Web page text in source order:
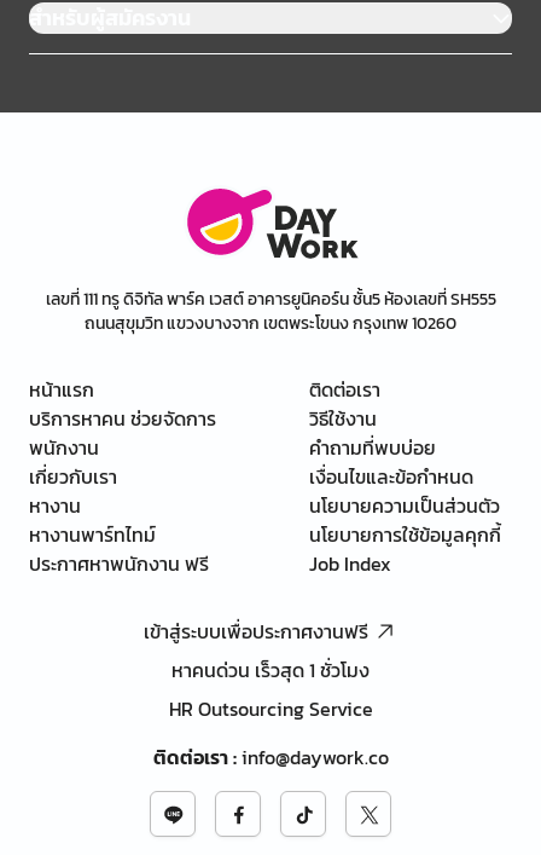
สำหรับผู้สมัครงาน
เลขที่ 111 ทรู ดิจิทัล พาร์ค เวสต์ อาคารยูนิคอร์น ชั้น5 ห้องเลขที่ SH555
ถนนสุขุมวิท แขวงบางจาก เขตพระโขนง กรุงเทพ 10260
หน้าแรก
บริการหาคน ช่วยจัดการ
พนักงาน
เกี่ยวกับเรา
หางาน
หางานพาร์ทไทม์
ประกาศหาพนักงาน ฟรี
ติดต่อเรา
วิธีใช้งาน
คำถามที่พบบ่อย
เงื่อนไขและข้อกำหนด
นโยบายความเป็นส่วนตัว
นโยบายการใช้ข้อมูลคุกกี้
Job Index
เข้าสู่ระบบเพื่อประกาศงานฟรี
หาคนด่วน เร็วสุด 1 ชั่วโมง
HR Outsourcing Service
ติดต่อเรา:info@daywork.co